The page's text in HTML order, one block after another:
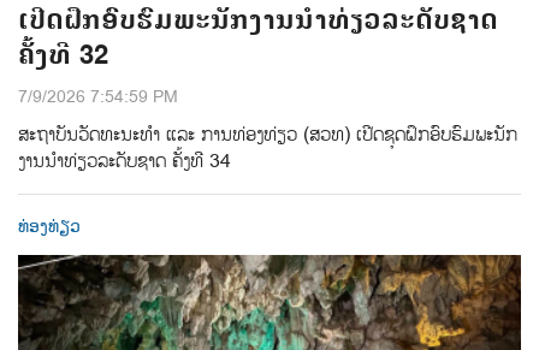
ເປີດຝຶກອົບຮົມພະນັກງານນຳທ່ຽວລະດັບຊາດ
ຄັ້ງທີ 32
7/9/2026 7:54:59 PM
ສະຖາບັນວັດທະນະທຳ ແລະ ການທ່ອງທ່ຽວ (ສວທ) ເປີດຊຸດຝຶກອົບຮົມພະນັກ
ງານນໍາທ່ຽວລະດັບຊາດ ຄັ້ງທີ 34
ທ່ອງທ່ຽວ